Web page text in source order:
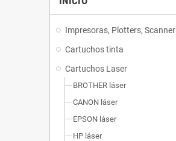
Impresoras, Plotters, Scanner
Cartuchos tinta
Cartuchos Laser
BROTHER láser
CANON láser
EPSON láser
HP láser